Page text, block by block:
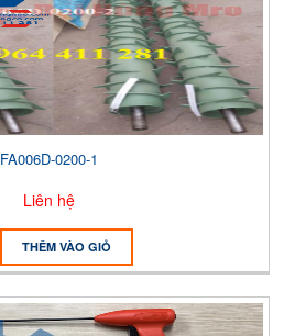
FA006D-0200-1
Liên hệ
THÊM VÀO GIỎ